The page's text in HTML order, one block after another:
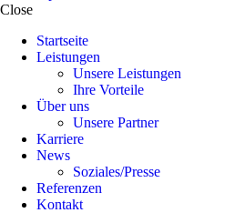
Close
Startseite
Leistungen
Unsere Leistungen
Ihre Vorteile
Über uns
Unsere Partner
Karriere
News
Soziales/Presse
Referenzen
Kontakt